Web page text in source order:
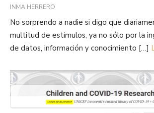
INMA HERRERO
No sorprendo a nadie si digo que
multitud de estímulos, ya no sólo por la
de datos, información y conocimiento […]